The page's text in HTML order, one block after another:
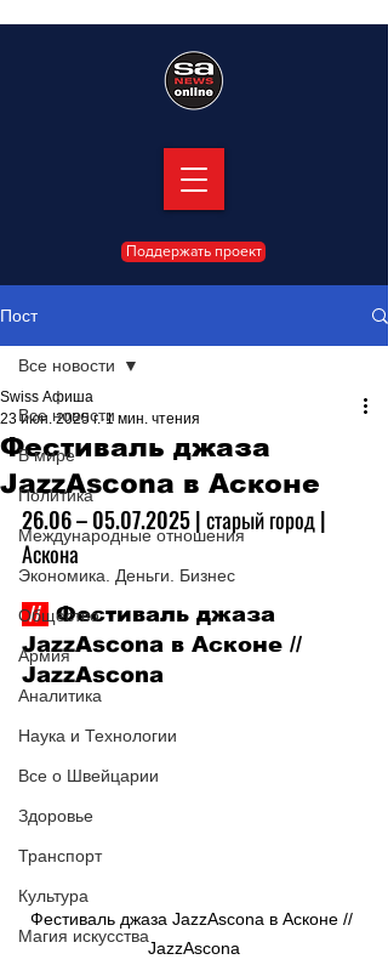
Поддержать проект
Пост
Все новости
В мире
Политика
Международные отношения
Экономика. Деньги. Бизнес
Общество
Армия
Аналитика
Наука и Технологии
Все о Швейцарии
Здоровье
Транспорт
Культура
Магия искусства
Все новости
Фестиваль джаза
JazzAscona в Асконе
Swiss Афиша
23 июн. 2025 г. 1 мин. чтения
26.06 – 05.07.2025 | старый город |
Аскона
// Фестиваль джаза
JazzAscona в Асконе //
JazzAscona
Фестиваль джаза JazzAscona в Асконе //
JazzAscona